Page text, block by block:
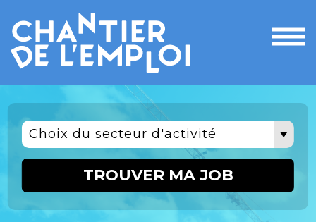
le
Choix du secteur d'activité
TROUVER MA JOB